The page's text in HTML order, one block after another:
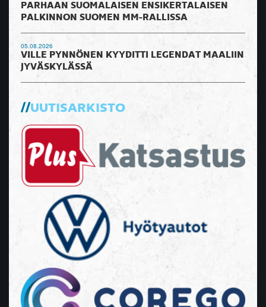
PARHAAN SUOMALAISEN ENSIKERTALAISEN
PALKINNON SUOMEN MM-RALLISSA
05.08.2026
VILLE PYNNÖNEN KYYDITTI LEGENDAT MAALIIN
JYVÄSKYLÄSSÄ
UUTISARKISTO